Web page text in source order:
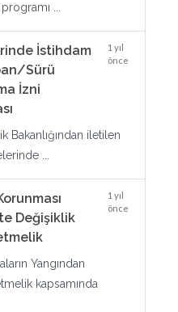
...
İstihdam
Sürü
İzni
1 yıl
önce
Bakanlığından iletilen
...
Değişiklik
1 yıl
önce
Yangından
kapsamında